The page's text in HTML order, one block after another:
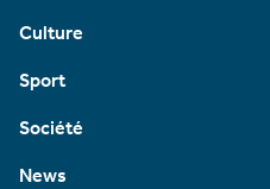
Culture
Sport
Société
News